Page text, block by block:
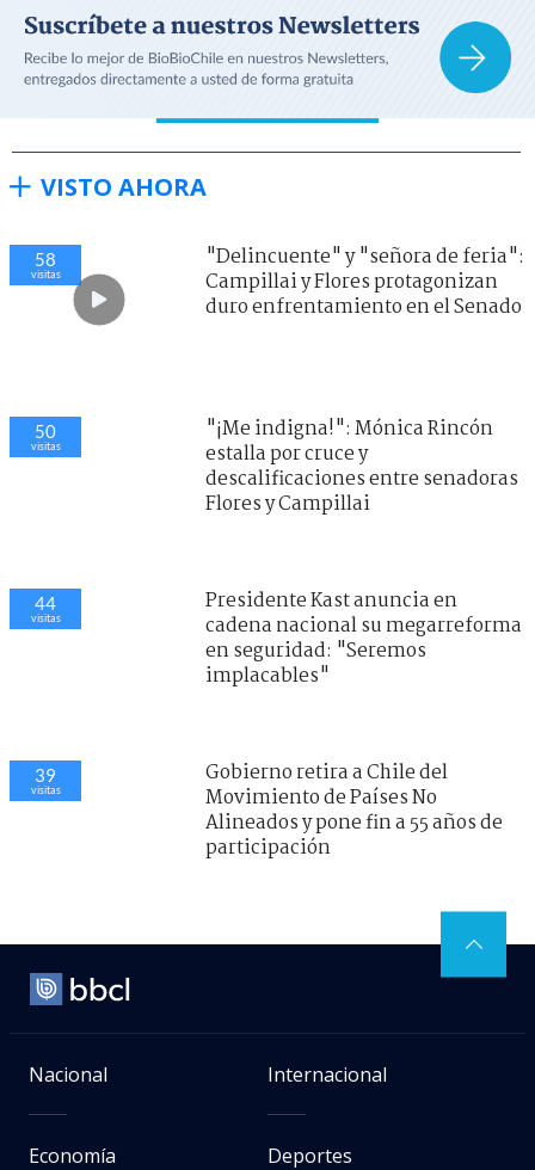
VISTO AHORA
58
visitas
"Delincuente" y "señora de feria":
Campillai y Flores protagonizan
duro enfrentamiento en el Senado
50
visitas
"¡Me indigna!": Mónica Rincón
estalla por cruce y
descalificaciones entre senadoras
Flores y Campillai
44
visitas
Presidente Kast anuncia en
cadena nacional su megarreforma
en seguridad: "Seremos
implacables"
39
visitas
Gobierno retira a Chile del
Movimiento de Países No
Alineados y pone fin a 55 años de
participación
Nacional Internacional
Economía Deportes